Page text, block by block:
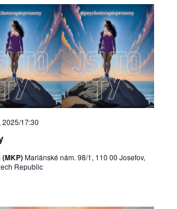
2025/17:30
Mariánské nám. 98/1, 110 00 Josefov,
Republic